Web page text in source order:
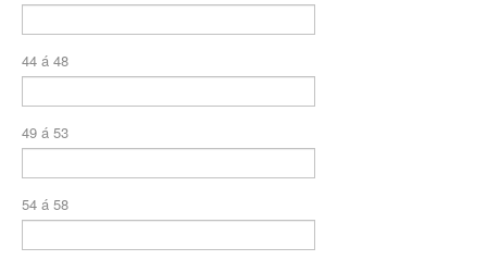
QSAUDE PLANO DE SAÚDE INDIVIDUAL
STA CASA MAUÁ PLANO DE SAÚDE INDIVIDUAL
44 á 48
49 á 53
54 á 58